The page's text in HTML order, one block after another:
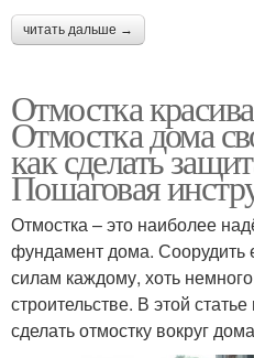
читать дальше →
Отмостка
Отмостка дома
как сделать
Пошаговая
Отмостка – это наиболее
фундамент дома. Соорудить
силам каждому, хоть
строительстве. В этой
сделать отмостку вокруг